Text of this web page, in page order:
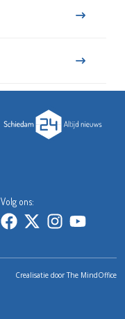
Volg ons:
Crealisatie doorThe MindOffice